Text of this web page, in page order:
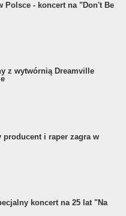
Polsce - koncert na "Don't Be
z wytwórnią Dreamville
producent i raper zagra w
koncert na 25 lat "Na